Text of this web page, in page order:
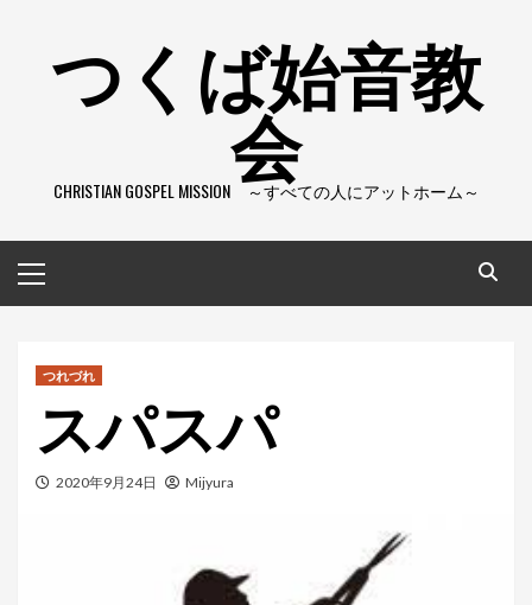
つくば始音教
会
CHRISTIAN GOSPEL MISSION ～すべての人にアットホーム～
イ
ン
つれづれ
スパスパ
2020年9月24日 Mijyura